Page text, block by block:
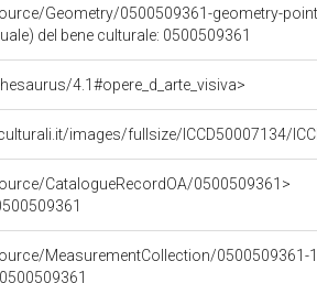
Geometry/0500509361-geometry-
del bene culturale: 0500509361
4.1#opere_d_arte_visiva>
images/fullsize/ICCD50007134/
CatalogueRecordOA/0500509361>
MeasurementCollection/0500509361-